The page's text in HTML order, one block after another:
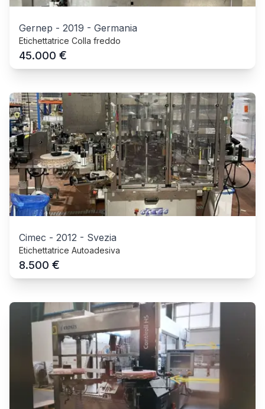
Gernep - 2019 - Germania
Etichettatrice Colla freddo
45.000 €
Cimec - 2012 - Svezia
Etichettatrice Autoadesiva
8.500 €